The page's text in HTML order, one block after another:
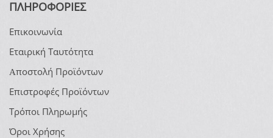
ΠΛΗΡΟΦΟΡΙΕΣ
Επικοινωνία
Εταιρική Ταυτότητα
Aποστολή Προϊόντων
Επιστροφές Προϊόντων
Τρόποι Πληρωμής
Όροι Χρήσης